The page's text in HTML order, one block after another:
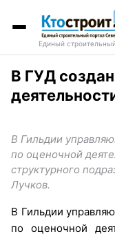
Единый
В ГУД
В Гильдии
по оценочной
структурного
Лучков.
В Гильдии
по оценочной